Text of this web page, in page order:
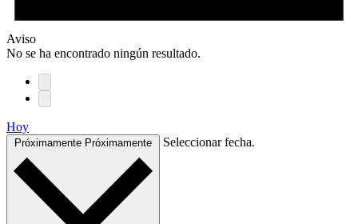
Aviso
No se ha encontrado ningún resultado.
Hoy
Próximamente Próximamente Seleccionar fecha.